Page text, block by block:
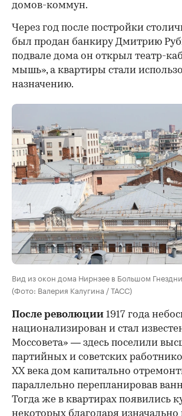
домов-коммун.
Через год после постройки
был продан банкиру Дмитрию
подвале дома он открыл театр-
мышь», а квартиры стали
назначению.
Вид из окон дома Нирнзее в Большом
(Фото: Валерия Калугина / ТАСС)
После революции 1917 года
национализирован и стал
Моссовета» — здесь поселили
партийных и советских
ХХ века дом капитально
параллельно перепланировав
Тогда же в квартирах появились
некоторых благодаря